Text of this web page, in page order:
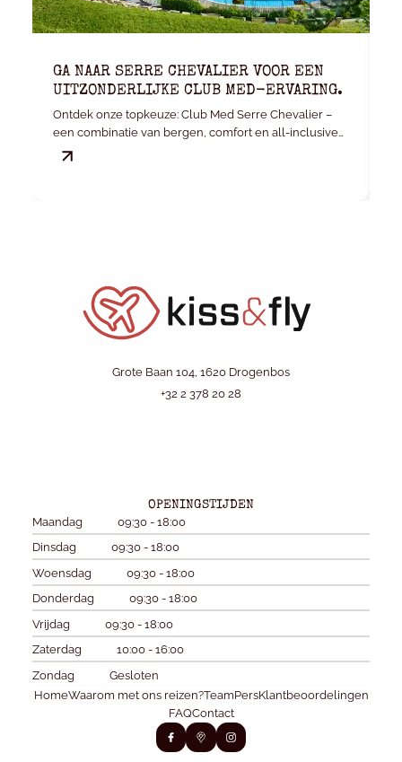
GA NAAR SERRE CHEVALIER VOOR EEN
UITZONDERLIJKE CLUB MED-ERVARING.
Ontdek onze topkeuze: Club Med Serre Chevalier –
een combinatie van bergen, comfort en all-inclusive
gemak.
Grote Baan 104, 1620 Drogenbos
+32 2 378 20 28
OPENINGSTIJDEN
Maandag
09:30 - 18:00
Dinsdag
09:30 - 18:00
Woensdag
09:30 - 18:00
Donderdag
09:30 - 18:00
Vrijdag
09:30 - 18:00
Zaterdag
10:00 - 16:00
Zondag
Gesloten
HomeWaarom met ons reizen?TeamPersKlantbeoordelingen
FAQContact